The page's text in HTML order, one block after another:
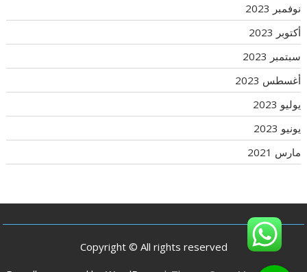
نوفمبر 2023
أكتوبر 2023
سبتمبر 2023
أغسطس 2023
يوليو 2023
يونيو 2023
مارس 2021
Copyright © All rights reserved